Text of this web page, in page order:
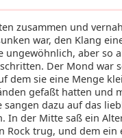
zusammen und
war, den Klang
ungewöhnlich, aber so
Der Mond war
dem sie eine Menge
gefaßt hatten und
dazu auf das
In der Mitte saß ein
Rock trug, und dem ein